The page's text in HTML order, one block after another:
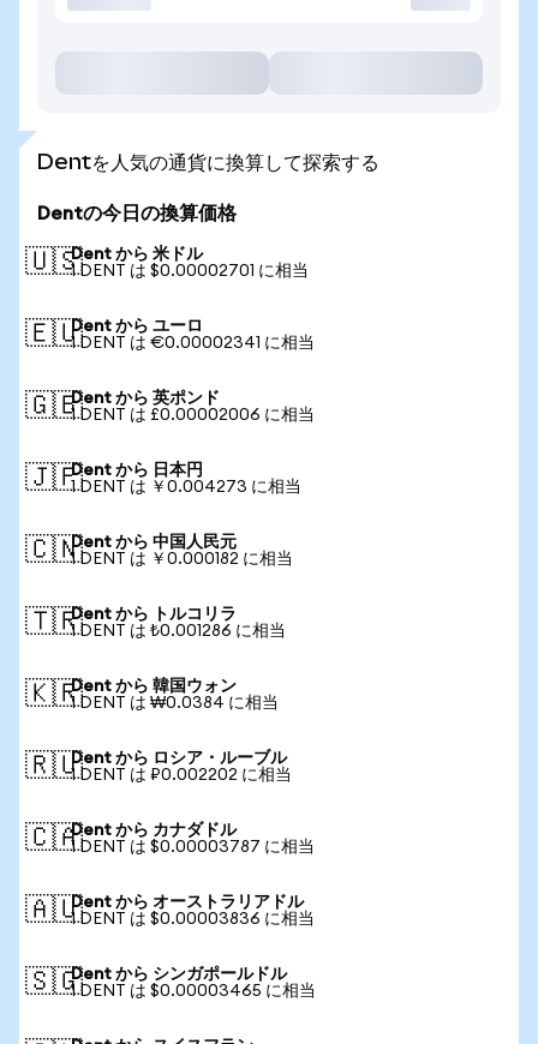
Dentを人気の通貨に換算して探索する
Dentの今日の換算価格
🇺🇸Dent から 米ドル
1 DENT は $0.00002701 に相当
🇪🇺Dent から ユーロ
1 DENT は €0.00002341 に相当
🇬🇧Dent から 英ポンド
1 DENT は £0.00002006 に相当
🇯🇵Dent から 日本円
1 DENT は ￥0.004273 に相当
🇨🇳Dent から 中国人民元
1 DENT は ￥0.000182 に相当
🇹🇷Dent から トルコリラ
1 DENT は ₺0.001286 に相当
🇰🇷Dent から 韓国ウォン
1 DENT は ₩0.0384 に相当
🇷🇺Dent から ロシア・ルーブル
1 DENT は ₽0.002202 に相当
🇨🇦Dent から カナダドル
1 DENT は $0.00003787 に相当
🇦🇺Dent から オーストラリアドル
1 DENT は $0.00003836 に相当
🇸🇬Dent から シンガポールドル
1 DENT は $0.00003465 に相当